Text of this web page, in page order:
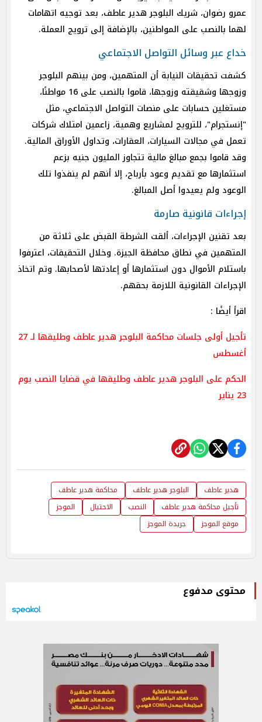
عمرو رضوان، شريك البلوجر هدير عاطف، بعد توجيه اتهامات
لهما بالنصب على المواطنين، بالإضافة إلى ترويج العملة.
خداع عبر وسائل التواصل الاجتماعي
كشفت تحقيقات النيابة أن المتهمين، ومن بينهم البلوجر
وزوجها وشقيقته وزوجها، قاموا بالنصب على 16 مواطنًا،
مستغلين حسابات على منصات التواصل الاجتماعي، مثل
"إنستجرام"، للترويج لمشاريع وهمية، زاعمين امتلاك شركات
تعمل في مجالات السيارات، العقارات، وتداول الأوراق المالية.
وقد قاموا بجمع مبالغ مالية تتجاوز المليون جنيه بزعم
استثمارها مع تقديم وعود بأرباح، إلا أنهم لم ينفذوا تلك
الوعود ولم يعيدوا أصل المبالغ.
إجراءات قانونية صارمة
بعد تقنين الإجراءات، ألقت الشرطة القبض على ثلاثة من
المتهمين في نطاق محافظة الجيزة. وخلال التحقيقات، اعترفوا
باستلام الأموال دون استثمارها أو إعادتها لأصحابها. وتم اتخاذ
الإجراءات القانونية اللازمة بحقهم.
اقرأ أيضًا :
تأجيل أولى جلسات محاكمة البلوجر هدير عاطف وطليقها لـ 27
أغسطس
الحكم على البلوجر هدير عاطف وطليقها في قضايا النصب يوم
23 يناير
هدير عاطف البلوجر هدير عاطف
محاكمة هدير عاطف
تأجيل محاكمة هدير عاطف
النصب الاحتيال
الموجز
موقع الموجز
جريدة الموجز
محتوى مدفوع